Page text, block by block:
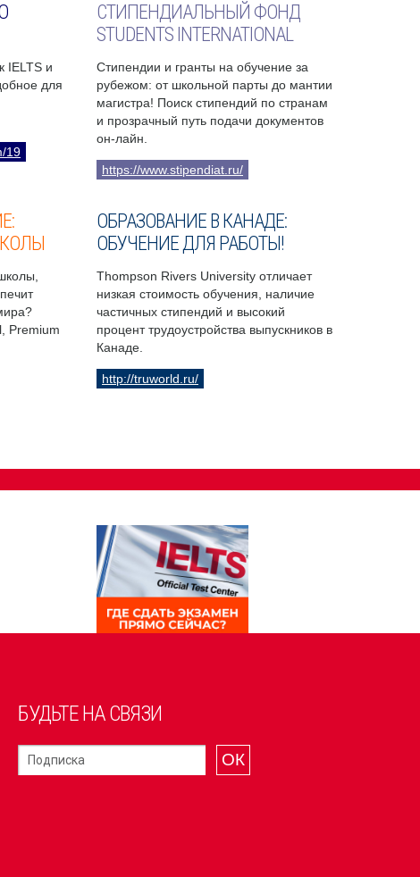
IELTS и
для
19
СТИПЕНДИАЛЬНЫЙ ФОНД
STUDENTS INTERNATIONAL
Стипендии и гранты на обучение за
рубежом: от школьной парты до мантии
магистра! Поиск стипендий по странам
и прозрачный путь подачи документов
он-лайн.
https://www.stipendiat.ru/
Premium
ОБРАЗОВАНИЕ В КАНАДЕ:
ОБУЧЕНИЕ ДЛЯ РАБОТЫ!
Thompson Rivers University отличает
низкая стоимость обучения, наличие
частичных стипендий и высокий
процент трудоустройства выпускников в
Канаде.
http://truworld.ru/
БУДЬТЕ НА СВЯЗИ
ОК